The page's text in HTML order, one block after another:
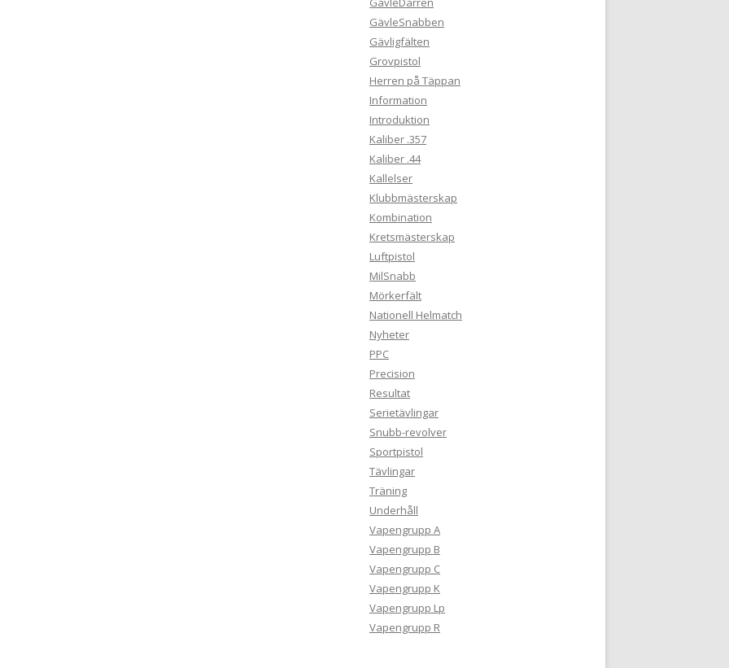
GävleSnabben
Gävligfälten
Grovpistol
Herren på Täppan
Information
Introduktion
Kaliber .357
Kaliber .44
Kallelser
Klubbmästerskap
Kombination
Kretsmästerskap
Luftpistol
MilSnabb
Mörkerfält
Nationell Helmatch
Nyheter
PPC
Precision
Resultat
Serietävlingar
Snubb-revolver
Sportpistol
Tävlingar
Träning
Underhåll
Vapengrupp A
Vapengrupp B
Vapengrupp C
Vapengrupp K
Vapengrupp Lp
Vapengrupp R